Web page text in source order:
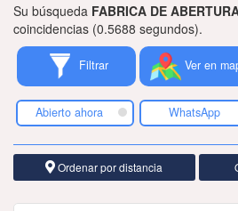
Su búsqueda FABRICA DE
coincidencias (0.5688 segundos).
Filtrar Ver en
Abierto ahora WhatsApp
Ordenar por distancia